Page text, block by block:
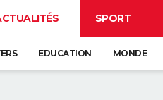
SPORT
EDUCATION MONDE